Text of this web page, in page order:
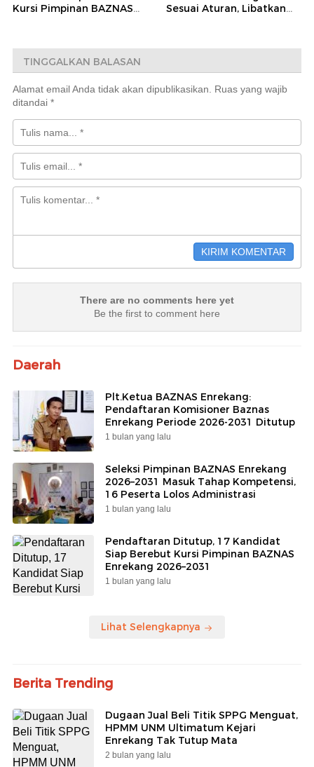
Kursi Pimpinan BAZNAS
Sesuai Aturan, Libatkan
TINGGALKAN BALASAN
Alamat email Anda tidak akan dipublikasikan. Ruas yang wajib
ditandai *
There are no comments here yet
Be the first to comment here
Daerah
Plt.Ketua BAZNAS Enrekang:
Pendaftaran Komisioner Baznas
Enrekang Periode 2026-2031 Ditutup
1 bulan yang lalu
Seleksi Pimpinan BAZNAS Enrekang
2026–2031 Masuk Tahap Kompetensi,
16 Peserta Lolos Administrasi
1 bulan yang lalu
Pendaftaran Ditutup, 17 Kandidat
Siap Berebut Kursi Pimpinan BAZNAS
Enrekang 2026–2031
1 bulan yang lalu
Lihat Selengkapnya
Berita Trending
Dugaan Jual Beli Titik SPPG Menguat,
HPMM UNM Ultimatum Kejari
Enrekang Tak Tutup Mata
2 bulan yang lalu